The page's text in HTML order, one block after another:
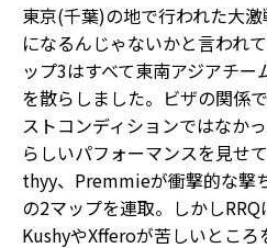
東京(千葉)の地で行われた大
になるんじゃないかと言われ
ップ3はすべて東南アジアチ
を散らしました。ビザの関係
ストコンディションではなか
らしいパフォーマンスを見せ
thyy、Premmieが衝撃的な撃
の2マップを連取。しかしRRQ
KushyやXfferoが苦しいとこ